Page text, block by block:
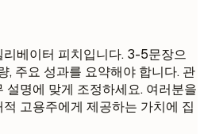
베이터 피치입니다. 3-5문장으
, 주요 성과를 요약해야 합니다. 관
설명에 맞게 조정하세요. 여러분을
고용주에게 제공하는 가치에 집